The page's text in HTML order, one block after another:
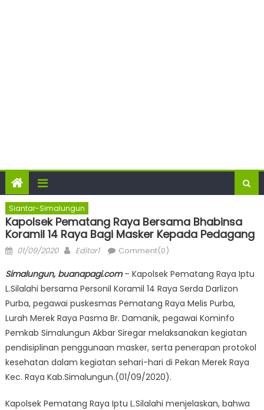
Siantar-Simalungun
Kapolsek Pematang Raya Bersama Bhabinsa
Koramil 14 Raya Bagi Masker Kepada Pedagang
Posted
01/09/2020 Author
Editor1 Comment(0)
Simalungun, buanapagi.com– Kapolsek Pematang Raya Iptu
L.Silalahi bersama Personil Koramil 14 Raya Serda Darlizon
Purba, pegawai puskesmas Pematang Raya Melis Purba,
Lurah Merek Raya Pasma Br. Damanik, pegawai Kominfo
Pemkab Simalungun Akbar Siregar melaksanakan kegiatan
pendisiplinan penggunaan masker, serta penerapan protokol
kesehatan dalam kegiatan sehari-hari di Pekan Merek Raya
Kec. Raya Kab.Simalungun.(01/09/2020).
Kapolsek Pematang Raya Iptu L.Silalahi menjelaskan, bahwa